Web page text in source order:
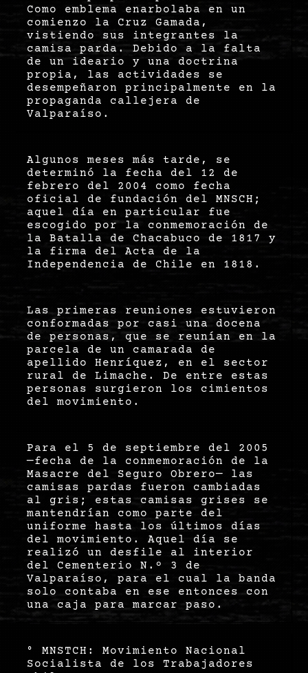
Como emblema enarbolaba en un
comienzo la Cruz Gamada,
vistiendo sus integrantes la
camisa parda. Debido a la falta
de un ideario y una doctrina
propia, las actividades se
desempeñaron principalmente en la
propaganda callejera de
Valparaíso.
Algunos meses más tarde, se
determinó la fecha del 12 de
febrero del 2004 como fecha
oficial de fundación del MNSCH;
aquel día en particular fue
escogido por la conmemoración de
la Batalla de Chacabuco de 1817 y
la firma del Acta de la
Independencia de Chile en 1818.
Las primeras reuniones estuvieron
conformadas por casi una docena
de personas, que se reunían en la
parcela de un camarada de
apellido Henríquez, en el sector
rural de Limache. De entre estas
personas surgieron los cimientos
del movimiento.
Para el 5 de septiembre del 2005
—fecha de la conmemoración de la
Masacre del Seguro Obrero— las
camisas pardas fueron cambiadas
al gris; estas camisas grises se
mantendrían como parte del
uniforme hasta los últimos días
del movimiento. Aquel día se
realizó un desfile al interior
del Cementerio N.º 3 de
Valparaíso, para el cual la banda
solo contaba en ese entonces con
una caja para marcar paso.
° MNSTCH: Movimiento Nacional
Socialista de los Trabajadores